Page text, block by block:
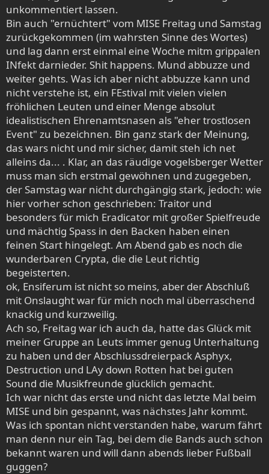
unkommentiert lassen.
Bin auch "ernüchtert" vom MISE Freitag und Samstag
zurückgekommen (im wahrsten Sinne des Wortes)
und lag dann erst einmal eine Woche mitm grippalen
INfekt darnieder. Shit happens. Mund abbuzze und
weiter gehts. Was ich aber nicht abbuzze kann und
nicht verstehe ist, ein FEstival mit vielen vielen
fröhlichen Leuten und einer Menge absolut
idealistischen Ehrenamtsnasen als "eher trostlosen
Event" zu bezeichnen. Bin ganz stark der Meinung,
das wars nicht und mir sicher, damit steh ich net
alleins da... . Klar, an das räudige vogelsberger Wetter
muss man sich erstmal gewöhnen und zugegeben,
der Samstag war nicht durchgängig stark, jedoch: wie
hier vorher schon geschrieben: Traitor und
besonders für mich Eradicator mit großer Spielfreude
und mächtig Spass in den Backen haben einen
feinen Start hingelegt. Am Abend gab es noch die
wunderbaren Crypta, die die Leut richtig
begeisterten.
ok, Ensiferum ist nicht so meins, aber der Abschluß
mit Onslaught war für mich noch mal überraschend
knackig und kurzweilig.
Ach so, Freitag war ich auch da, hatte das Glück mit
meiner Gruppe an Leuts immer genug Unterhaltung
zu haben und der Abschlussdreierpack Asphyx,
Destruction und LAy down Rotten hat bei guten
Sound die Musikfreunde glücklich gemacht.
Ich war nicht das erste und nicht das letzte Mal beim
MISE und bin gespannt, was nächstes Jahr kommt.
Was ich spontan nicht verstanden habe, warum fährt
man denn nur ein Tag, bei dem die Bands auch schon
bekannt waren und will dann abends lieber Fußball
guggen?